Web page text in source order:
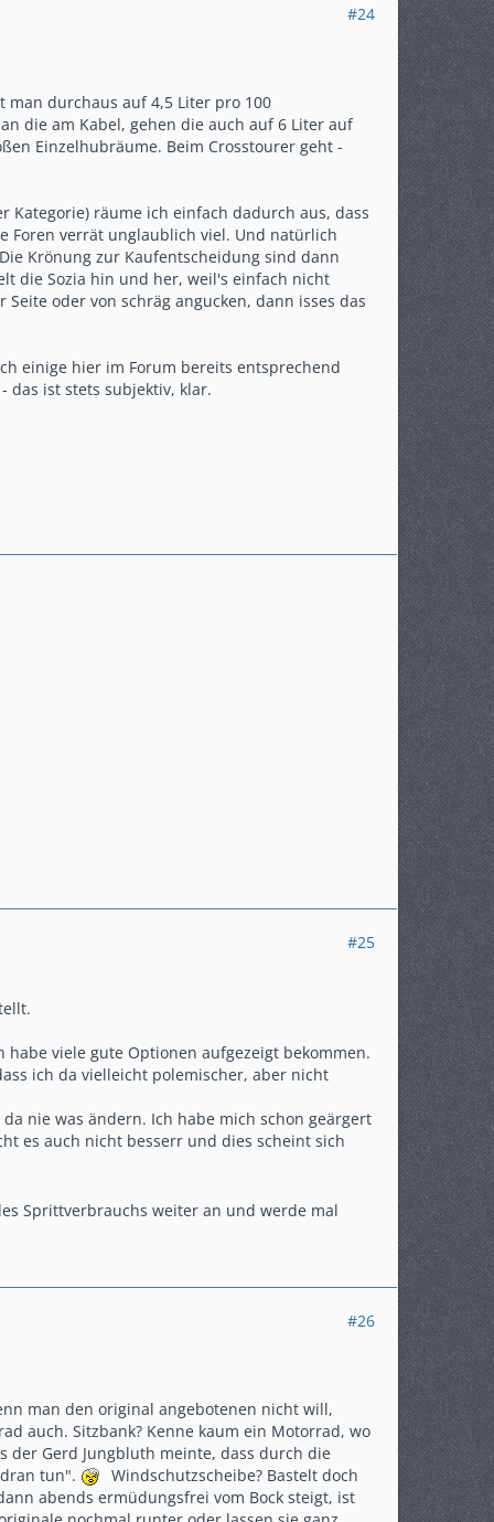
#24
man durchaus auf 4,5 Liter pro 100
die am Kabel, gehen die auch auf 6 Liter auf
Einzelhubräume. Beim Crosstourer geht -
Kategorie) räume ich einfach dadurch aus, dass
Foren verrät unglaublich viel. Und natürlich
Krönung zur Kaufentscheidung sind dann
die Sozia hin und her, weil's einfach nicht
oder von schräg angucken, dann isses das
einige hier im Forum bereits entsprechend
das ist stets subjektiv, klar.
#25
viele gute Optionen aufgezeigt bekommen.
ich da vielleicht polemischer, aber nicht
nie was ändern. Ich habe mich schon geärgert
es auch nicht besserr und dies scheint sich
Sprittverbrauchs weiter an und werde mal
#26
man den original angebotenen nicht will,
auch. Sitzbank? Kenne kaum ein Motorrad, wo
der Gerd Jungbluth meinte, dass durch die
tun".
Windschutzscheibe? Bastelt doch
abends ermüdungsfrei vom Bock steigt, ist